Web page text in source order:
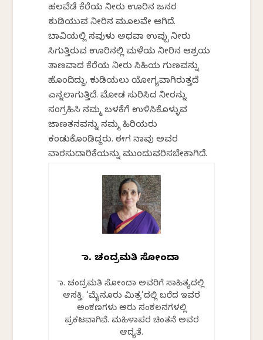
ಹಲವೆಡೆ ಕೆರೆಯ ನೀರು ಊರಿನ ಜನರ
ಕುಡಿಯುವ ನೀರಿನ ಮೂಲವೇ ಆಗಿದೆ.
ಬಾವಿಯಲ್ಲಿ ಸವುಳು ಅಥವಾ ಉಪ್ಪು ನೀರು
ಸಿಗುತ್ತಿರುವ ಊರಿನಲ್ಲಿ ಮಳೆಯ ನೀರಿನ ಆಶ್ರಯ
ತಾಣವಾದ ಕೆರೆಯ ನೀರು ಸಿಹಿಯ ಗುಣವನ್ನು
ಹೊಂದಿದ್ದು, ಕುಡಿಯಲು ಯೋಗ್ಯವಾಗಿರುತ್ತದೆ
ಎನ್ನಲಾಗುತ್ತಿದೆ. ಮೋಡ ಸುರಿಸಿದ ನೀರನ್ನು
ಸಂಗ್ರಹಿಸಿ ನಮ್ಮ ಬಳಕೆಗೆ ಉಳಿಸಿಕೊಳ್ಳುವ
ಜಾಣತನವನ್ನು ನಮ್ಮ ಹಿರಿಯರು
ಕಂಡುಕೊಂಡಿದ್ದರು. ಈಗ ನಾವು ಅವರ
ವಾರಸುದಾರಿಕೆಯನ್ನು ಮುಂದುವರಿಸಬೇಕಾಗಿದೆ.
ಡಾ. ಚಂದ್ರಮತಿ ಸೋಂದಾ
ಡಾ. ಚಂದ್ರಮತಿ ಸೋಂದಾ ಅವರಿಗೆ ಸಾಹಿತ್ಯದಲ್ಲಿ
ಆಸಕ್ತಿ. ‘ಮೈಸೂರು ಮಿತ್ರ’ದಲ್ಲಿ ಬರೆದ ಇವರ
ಅಂಕಣಗಳು ಆರು ಸಂಕಲನಗಳಲ್ಲಿ
ಪ್ರಕಟವಾಗಿವೆ. ಮಹಿಳಾಪರ ಚಿಂತನೆ ಅವರ
ಆದ್ಯತೆ.